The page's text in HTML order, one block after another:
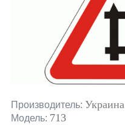
Производитель: Украина
Модель: 713